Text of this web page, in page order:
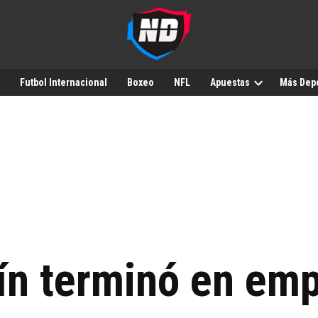
Futbol Internacional Boxeo NFL Apuestas Más
terminó en